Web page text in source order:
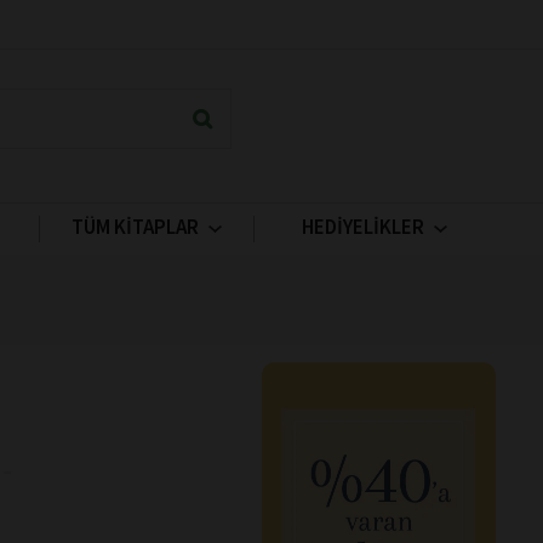
TÜM KİTAPLAR HEDİYELİKLER